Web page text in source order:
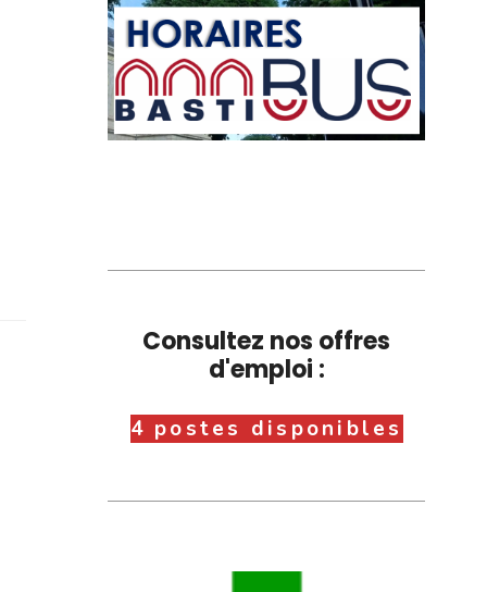
Consultez nos offres
d'emploi :
4 postes disponibles